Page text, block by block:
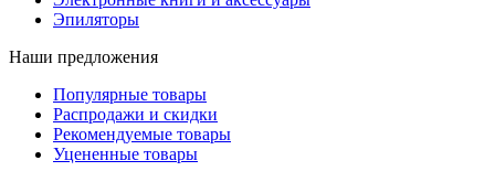
Эпиляторы
Наши предложения
Популярные товары
Распродажи и скидки
Рекомендуемые товары
Уцененные товары